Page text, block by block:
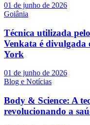
01 de junho de 2026
Goiânia
Técnica utilizada
Venkata é divulgada
York
01 de junho de 2026
Blog e Notícias
Body & Science: A
revolucionando a